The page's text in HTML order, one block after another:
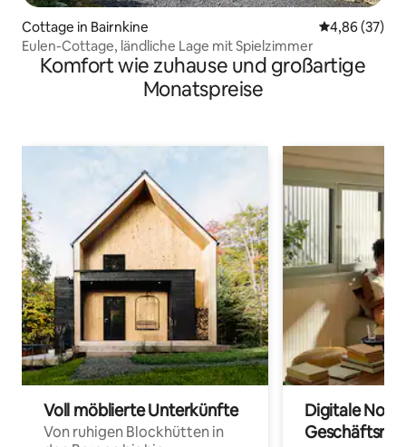
Cottage in Bairnkine
4,86 (37)
Eulen-Cottage, ländliche Lage mit Spielzimmer
Komfort wie zuhause und großartige
Monatspreise
Voll möblierte Unterkünfte
Von ruhigen Blockhütten in
Digitale